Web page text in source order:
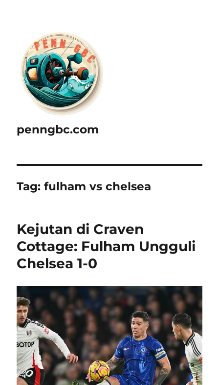
penngbc.com
Tag:fulham vs chelsea
Kejutan di Craven
Cottage: Fulham Ungguli
Chelsea 1-0